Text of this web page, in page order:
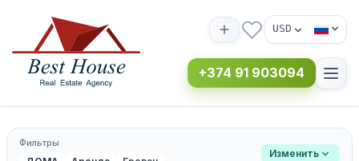
USD
+374 91 903094
Фильтры
Изменить